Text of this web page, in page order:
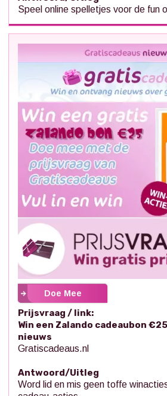
Speel online spelletjes voor de fun
Doe Mee
Prijsvraag / link:
Win een Zalando cadeaubon
nieuws
Gratiscadeaus.nl
Antwoord/Uitleg
Word lid en mis geen toffe